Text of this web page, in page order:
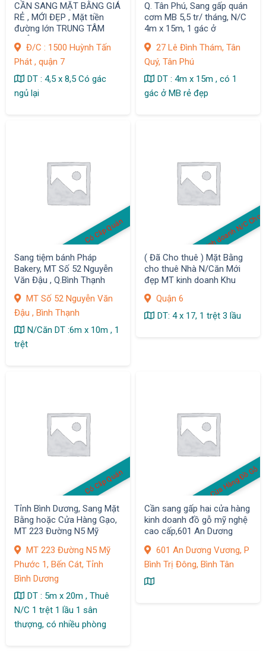
CẦN SANG MẶT BẰNG GIÁ
RẺ , MỚI ĐẸP , Mặt tiền
đường lớn TRUNG TÂM
Đ/C : 1500 Huỳnh Tấn
Phát , quận 7
DT : 4,5 x 8,5 Có gác
ngủ lại
Q. Tân Phú, Sang gấp quán
cơm MB 5,5 tr/ tháng, N/C
4m x 15m, 1 gác ở
27 Lê Đình Thám, Tân
Quý, Tân Phú
DT : 4m x 15m , có 1
gác ở MB rẻ đẹp
Có Clip Quán
Sang tiệm bánh Pháp
Bakery, MT Số 52 Nguyễn
Văn Đậu , Q.Bình Thạnh
MT Số 52 Nguyễn Văn
Đậu , Bình Thạnh
N/Căn DT :6m x 10m , 1
trệt
MB kinh doanh N/C
( Đã Cho thuê ) Mặt Bằng
cho thuê Nhà N/Căn Mới
đẹp MT kinh doanh Khu
Quận 6
DT: 4 x 17, 1 trệt 3 lầu
Có Clip Quán
Tỉnh Bình Dương, Sang Mặt
Bằng hoặc Cửa Hàng Gạo,
MT 223 Đường N5 Mỹ
MT 223 Đường N5 Mỹ
Phước 1, Bến Cát, Tỉnh
Bình Dương
DT : 5m x 20m , Thuê
N/C 1 trệt 1 lầu 1 sân
thượng, có nhiều phòng
Cửa Hàng Đồ Gỗ
Cần sang gấp hai cửa hàng
kinh doanh đồ gỗ mỹ nghệ
cao cấp,601 An Dương
Bình Tân
601 An Dương Vương, P
Bình Trị Đông, Bình Tân